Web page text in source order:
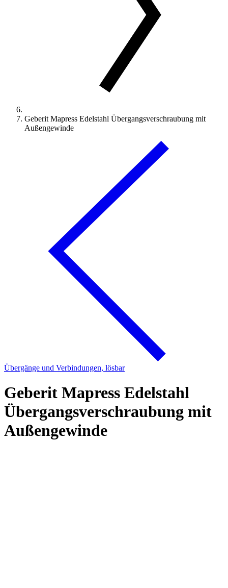
Geberit Mapress Edelstahl Übergangsverschraubung mit
Außengewinde
Übergänge und Verbindungen, lösbar
Geberit Mapress Edelstahl
Übergangsverschraubung mit
Außengewinde